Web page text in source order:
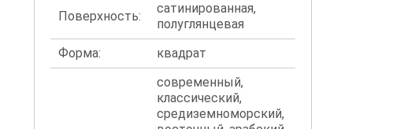
Поверхность:
сатинированная,
полуглянцевая
Форма:
квадрат
современный,
классический,
средиземноморский,